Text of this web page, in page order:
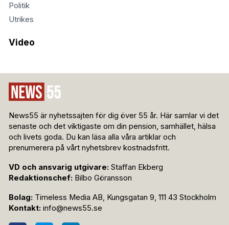
Politik
Utrikes
Video
News55 är nyhetssajten för dig över 55 år. Här samlar vi det
senaste och det viktigaste om din pension, samhället, hälsa
och livets goda. Du kan läsa alla våra artiklar och
prenumerera på vårt nyhetsbrev kostnadsfritt.
VD och ansvarig utgivare: Staffan Ekberg
Redaktionschef: Bilbo Göransson
Bolag: Timeless Media AB, Kungsgatan 9, 111 43 Stockholm
Kontakt: info@news55.se